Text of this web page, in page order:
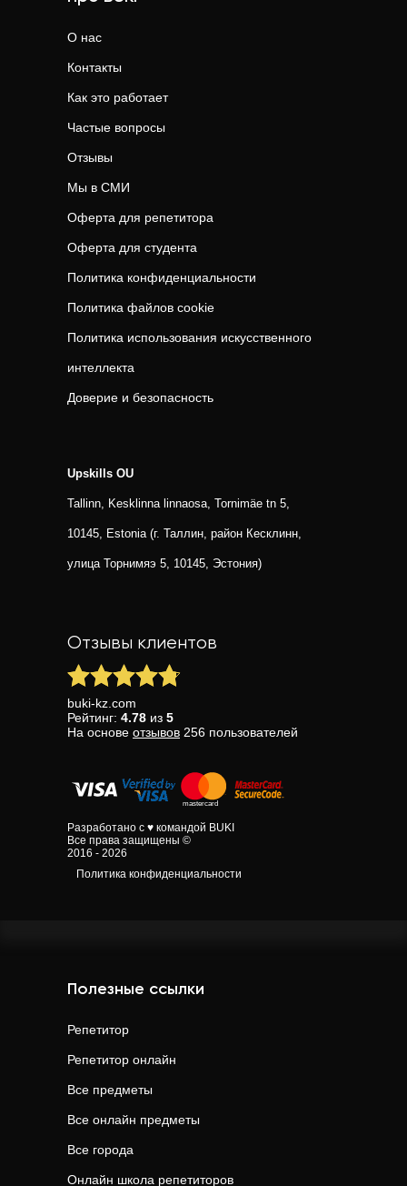
О нас
Контакты
Как это работает
Частые вопросы
Отзывы
Мы в СМИ
Оферта для репетитора
Оферта для студента
Политика конфиденциальности
Политика файлов cookie
Политика использования искусственного
интеллекта
Доверие и безопасность
Upskills OU
Tallinn, Kesklinna linnaosa, Tornimäe tn 5,
10145, Estonia (г. Таллин, район Кесклинн,
улица Торнимяэ 5, 10145, Эстония)
Отзывы клиентов
buki-kz.com
Рейтинг: 4.78 из 5
На основе отзывов 256 пользователей
Разработано с ♥ командой BUKI
Все права защищены ©
2016 - 2026
Политика конфиденциальности
Полезные ссылки
Репетитор
Репетитор онлайн
Все предметы
Все онлайн предметы
Все города
Онлайн школа репетиторов